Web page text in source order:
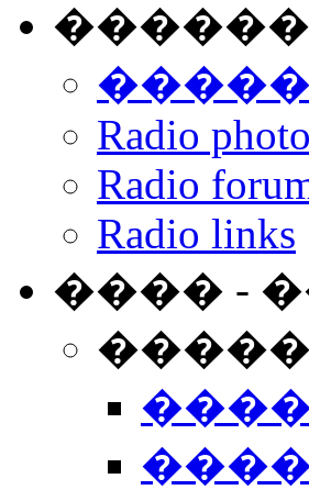
Radio
Radio
Radio links
���� -